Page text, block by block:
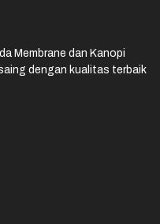
Membrane dan Kanopi
dengan kualitas terbaik